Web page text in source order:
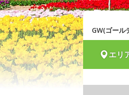
GW(ゴール
エリ